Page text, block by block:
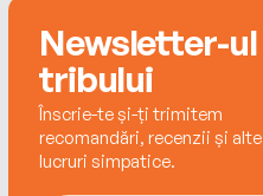
Newsletter-ul
tribului
Înscrie-te și-ți trimitem
recomandări, recenzii și alte
lucruri simpatice.